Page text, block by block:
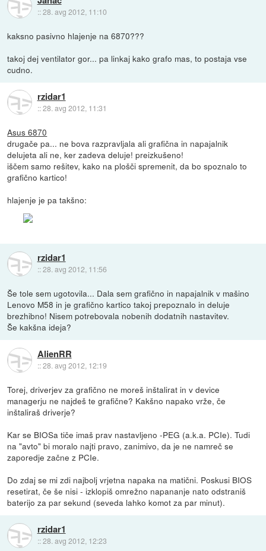
::28. avg 2012, 11:10
kaksno pasivno hlajenje na 6870???
takoj dej ventilator gor... pa linkaj kako grafo mas, to postaja vse
cudno.
rzidar1
::28. avg 2012, 11:31
Asus 6870
drugače pa... ne bova razpravljala ali grafična in napajalnik
delujeta ali ne, ker zadeva deluje! preizkušeno!
iščem samo rešitev, kako na plošči spremenit, da bo spoznalo to
grafično kartico!
hlajenje je pa takšno:
rzidar1
::28. avg 2012, 11:56
Še tole sem ugotovila... Dala sem grafično in napajalnik v mašino
Lenovo M58 in je grafično kartico takoj prepoznalo in deluje
brezhibno! Nisem potrebovala nobenih dodatnih nastavitev.
Še kakšna ideja?
AlienRR
::28. avg 2012, 12:19
Torej, driverjev za grafično ne moreš inštalirat in v device
managerju ne najdeš te grafične? Kakšno napako vrže, če
inštaliraš driverje?
Kar se BIOSa tiče imaš prav nastavljeno -PEG (a.k.a. PCIe). Tudi
na "avto" bi moralo najti pravo, zanimivo, da je ne namreč se
zaporedje začne z PCIe.
Do zdaj se mi zdi najbolj vrjetna napaka na matični. Poskusi BIOS
resetirat, če še nisi - izklopiš omrežno napananje nato odstraniš
baterijo za par sekund (seveda lahko komot za par minut).
rzidar1
::28. avg 2012, 12:23